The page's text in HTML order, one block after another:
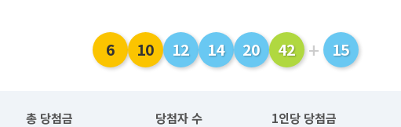
6 10 12 14 20 42 + 15
총 당첨금 당첨자 수 1인당 당첨금